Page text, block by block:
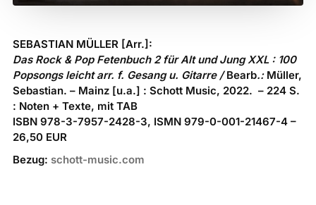
SEBASTIAN MÜLLER [Arr.]:
Das Rock & Pop Fetenbuch 2 für Alt und Jung XXL : 100
Popsongs leicht arr. f. Gesang u. Gitarre /Bearb.: Müller,
Sebastian. – Mainz [u.a.] : Schott Music, 2022. – 224 S.
: Noten + Texte, mit TAB
ISBN 978-3-7957-2428-3, ISMN 979-0-001-21467-4 –
26,50 EUR
Bezug: schott-music.com